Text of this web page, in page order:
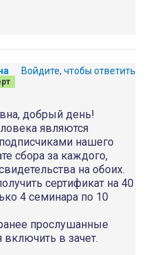
добрый день!
являются
нашего
сбора за каждого,
на обоих.
сертификат на 40
4 семинара по 10
прослушанные
в зачет.
Войдите, чтобы ответить